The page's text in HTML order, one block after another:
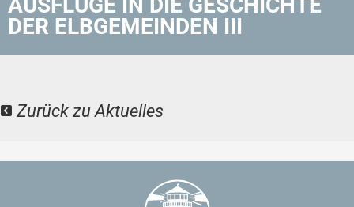
AUSFLÜGE IN DIE GESCHICHTE
DER ELBGEMEINDEN III
Zurück zu Aktuelles